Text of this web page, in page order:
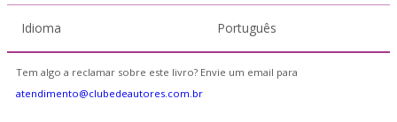
Idioma Português
Tem algo a reclamar sobre este livro? Envie um email para
atendimento@clubedeautores.com.br